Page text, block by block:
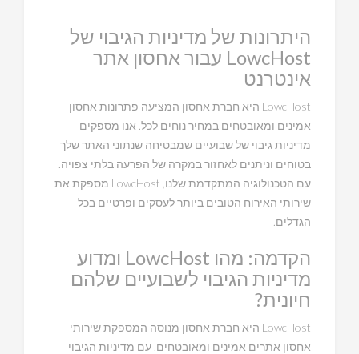
היתרונות של מדיניות הגיבוי של
LowcHost עבור אחסון אתר
אינטרנט
LowcHost היא חברת אחסון המציעה פתרונות אחסון
אמינים ומאובטחים במחיר נוחים לכל. אנו מספקים
מדיניות גיבוי של שבועיים שמבטיחה שנתוני האתר שלך
בטוחים וניתנים לאחזור במקרה של הפרעה בלתי צפויה.
עם הטכנולוגיה המתקדמת שלנו, LowcHost מספקת את
שירותי האירוח הטובים ביותר לעסקים ופרטיים בכל
הגדלים.
הקדמה: מהו LowcHost ומדוע
מדיניות הגיבוי לשבועיים שלהם
חיונית?
LowcHost היא חברת אחסון מנוסה המספקת שירותי
אחסון אתרים אמינים ומאובטחים. עם מדיניות הגיבוי